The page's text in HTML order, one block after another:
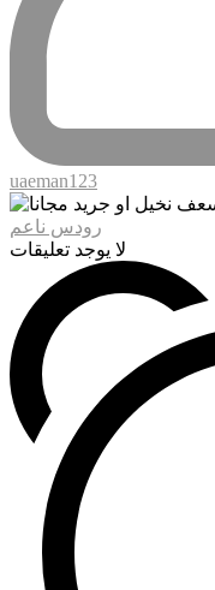
uaeman123
رودس ناعم
لا يوجد تعليقات